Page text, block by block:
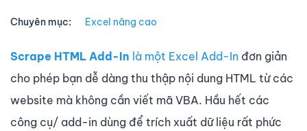
Chuyên mục: Excel nâng cao
Scrape HTML Add-In là một Excel Add-In đơn giản
cho phép bạn dễ dàng thu thập nội dung HTML từ các
website mà không cần viết mã VBA. Hầu hết các
công cụ/ add-in dùng để trích xuất dữ liệu rất phức